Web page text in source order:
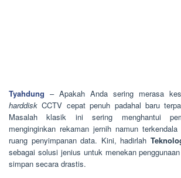
Tyahdung – Apakah Anda sering merasa
harddisk CCTV cepat penuh padahal baru
Masalah klasik ini sering menghantui
menginginkan rekaman jernih namun terkendala
ruang penyimpanan data. Kini, hadirlah
sebagai solusi jenius untuk menekan
simpan secara drastis.